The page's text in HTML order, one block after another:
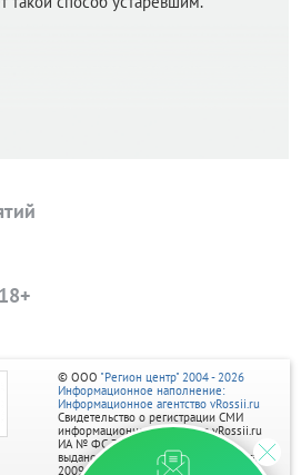
© ООО "Регион центр" 2004 - 2026
Информационное наполнение:
Информационное агентство vRossii.ru
Свидетельство о регистрации СМИ
информационного агентства vRossii.ru
ИА № ФС 77‑35502
выдано РОСКОМНАДЗОРом 04 марта
2009г.